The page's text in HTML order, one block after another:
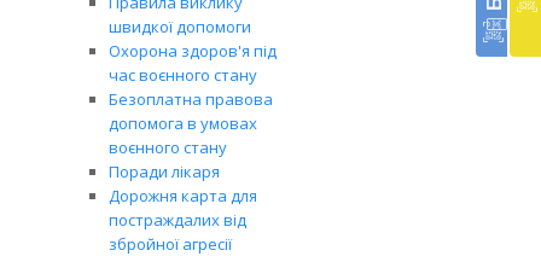
швидкої допомоги
Охорона здоров'я під
час воєнного стану
Безоплатна правова
допомога в умовах
воєнного стану
Поради лікаря
Дорожня карта для
постраждалих від
збройної агресії